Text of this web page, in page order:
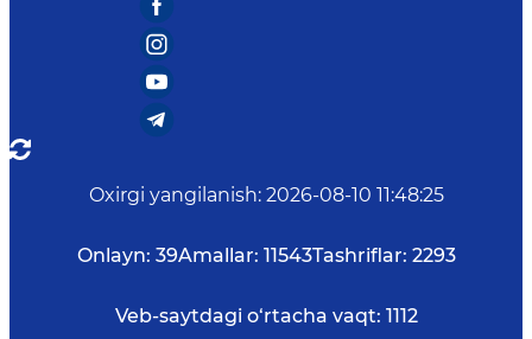
Oxirgi yangilanish: 2026-08-10 11:48:25
Onlayn: 39Amallar: 11543Tashriflar: 2293
Veb-saytdagi o‘rtacha vaqt: 1112